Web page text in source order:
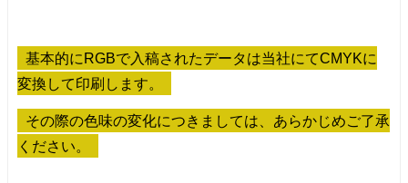
基本的にRGBで入稿されたデータは当社にてCMYKに
変換して印刷します。
その際の色味の変化につきましては、あらかじめご了承
ください。